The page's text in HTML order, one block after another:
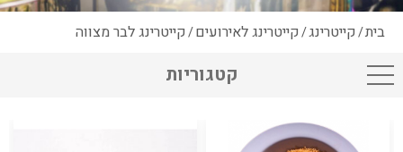
בית/קייטרינג/קייטרינג לאירועים/קייטרינג לבר מצווה
קטגוריות